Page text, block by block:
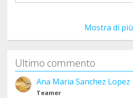
Mostra di più
Ultimo commento
Ana Maria Sanchez Lopez
Teamer